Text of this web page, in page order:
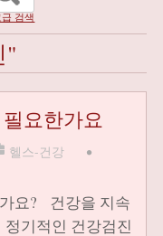
급 검색
"
요한가요
헬스-건강
•
요? 건강을 지속
기적인 건강검진